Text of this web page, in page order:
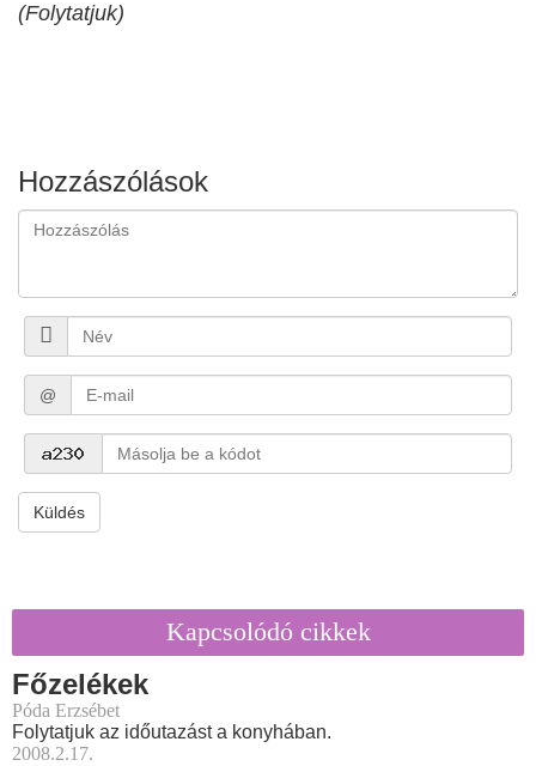
(Folytatjuk)
Hozzászólások
@
Küldés
Kapcsolódó cikkek
Főzelékek
Póda Erzsébet
Folytatjuk az időutazást a konyhában.
2008.2.17.